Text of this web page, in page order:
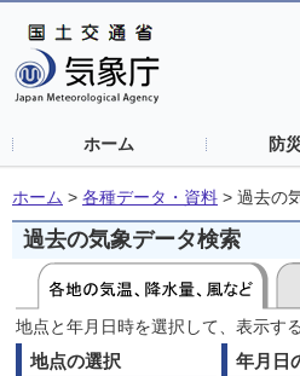
ホーム 防
ホーム > 各種データ・資料 > 過去の
過去の気象データ検索
地点と年月日時を選択して、表示す
地点の選択 年月日